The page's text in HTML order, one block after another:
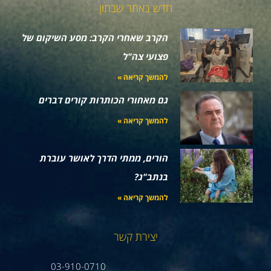
חדש באתר שבתון
הקרב שאחרי הקרב: מסע השיקום של
פצועי צה"ל
להמשך קריאה »
גם מאחורי הכותרות קורים דברים
להמשך קריאה »
הורים, ממתי הדרך לאושר עוברת
בנתב"ג?
להמשך קריאה »
יצירת קשר
03-910-0710